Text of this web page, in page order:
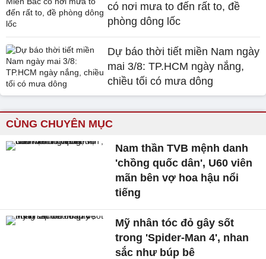
có nơi mưa to đến rất to, đề
phòng dông lốc
Dự báo thời tiết miền Nam ngày
mai 3/8: TP.HCM ngày nắng,
chiều tối có mưa dông
CÙNG CHUYÊN MỤC
Nam thần TVB mệnh danh
'chồng quốc dân', U60 viên
mãn bên vợ hoa hậu nổi
tiếng
Mỹ nhân tóc đỏ gây sốt
trong 'Spider-Man 4', nhan
sắc như búp bê